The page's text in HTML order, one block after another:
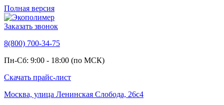
Полная версия
Заказать звонок
8(800) 700-34-75
Пн-Сб: 9:00 - 18:00 (по МСК)
Скачать прайс-лист
Москва, улица Ленинская Слобода, 26с4